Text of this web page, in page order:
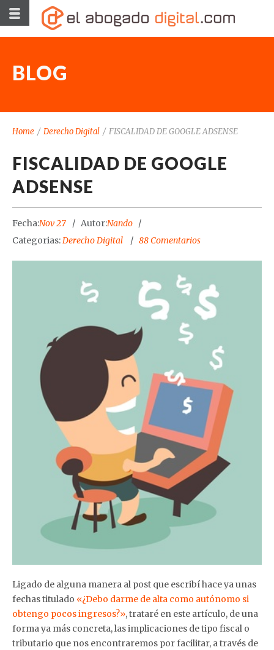
BLOG
Home / Derecho Digital / FISCALIDAD DE GOOGLE ADSENSE
FISCALIDAD DE GOOGLE
ADSENSE
Fecha:Nov 27 Autor:Nando
Categorias:Derecho Digital 88 Comentarios
Ligado de alguna manera al post que escribí hace ya unas
fechas titulado «¿Debo darme de alta como autónomo si
obtengo pocos ingresos?», trataré en este artículo, de una
forma ya más concreta, las implicaciones de tipo fiscal o
tributario que nos encontraremos por facilitar, a través de